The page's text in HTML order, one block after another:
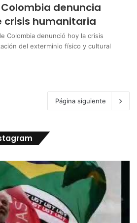
denuncia
crisis humanitaria
Colombia denunció hoy la crisis
del exterminio físico y cultural
Página siguiente